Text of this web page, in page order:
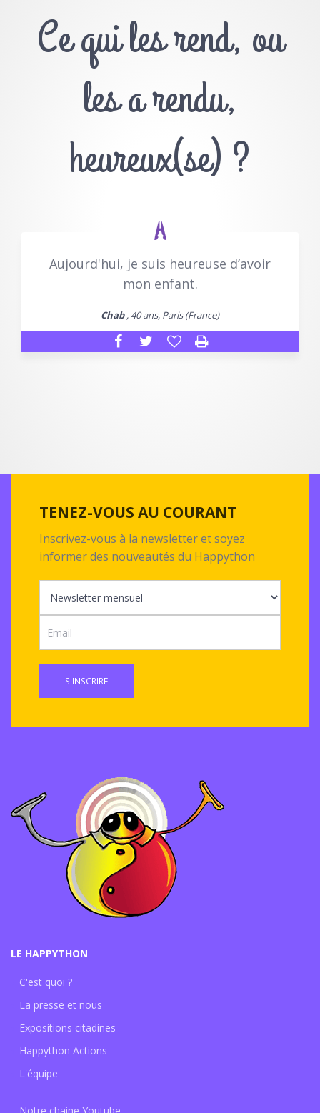
Ce qui les rend, ou
les a rendu,
heureux(se) ?
Aujourd'hui, je suis heureuse d’avoir
mon enfant.
Chab, 40 ans, Paris (France)
TENEZ-VOUS AU COURANT
Inscrivez-vous à la newsletter et soyez
informer des nouveautés du Happython
S'INSCRIRE
LE HAPPYTHON
C'est quoi ?
La presse et nous
Expositions citadines
Happython Actions
L'équipe